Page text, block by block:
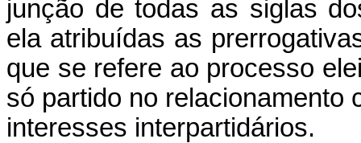
junção de todas as siglas
ela atribuídas as
que se refere ao processo
só partido no relacionamento
interesses interpartidários.